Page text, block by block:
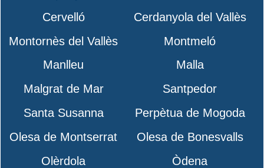
Cervelló
Cerdanyola del Vallès
Montornès del Vallès
Montmeló
Manlleu
Malla
Malgrat de Mar
Santpedor
Santa Susanna
Perpètua de Mogoda
Olesa de Montserrat
Olesa de Bonesvalls
Olèrdola
Òdena